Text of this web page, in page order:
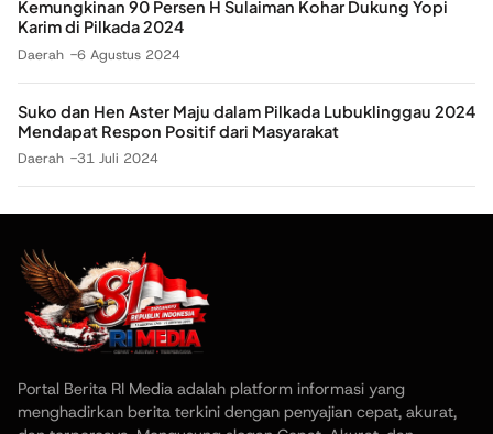
Kemungkinan 90 Persen H Sulaiman Kohar Dukung Yopi
Karim di Pilkada 2024
Daerah 6 Agustus 2024
Suko dan Hen Aster Maju dalam Pilkada Lubuklinggau 2024
Mendapat Respon Positif dari Masyarakat
Daerah 31 Juli 2024
Portal Berita RI Media adalah platform informasi yang
menghadirkan berita terkini dengan penyajian cepat, akurat,